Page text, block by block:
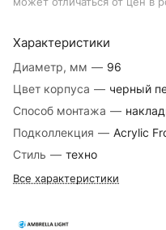
Характеристики
Диаметр, мм — 96
Цвет корпуса — черный
Способ монтажа —
Подколлекция — Acrylic
Стиль — техно
Все характеристики